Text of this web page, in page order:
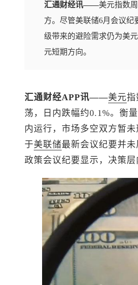
汇通财经讯——美元指数
方。尽管美联储6月会议
级带来的避险需求仍为美
元短期方向。
汇通财经APP讯——美元指
荡，日内跌幅约0.1%。衡
内运行，市场多空双方暂
于美联储最新会议纪要并
政策会议纪要显示，决策